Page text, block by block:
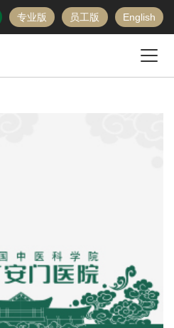
专业版 员工版 English